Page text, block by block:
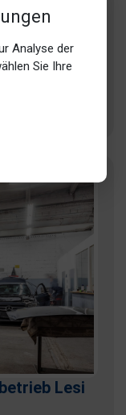
Analyse der
Sie Ihre
Lesi